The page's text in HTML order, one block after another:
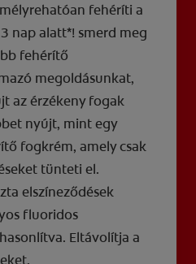
fehéríti a
nap alatt*! smerd meg
fehérítő
megoldásunkat,
az érzékeny fogak
nyújt, mint egy
fogkrém, amely csak
tünteti el.
elszíneződések
fluoridos
Eltávolítja a